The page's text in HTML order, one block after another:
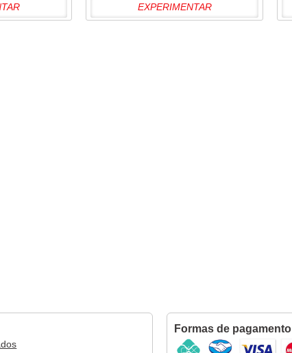
EXPERIMENTAR
Formas de pagamento